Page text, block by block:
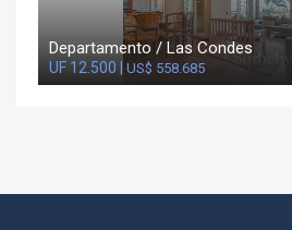
Departamento / Las Condes
UF 12.500 | US$ 558.685